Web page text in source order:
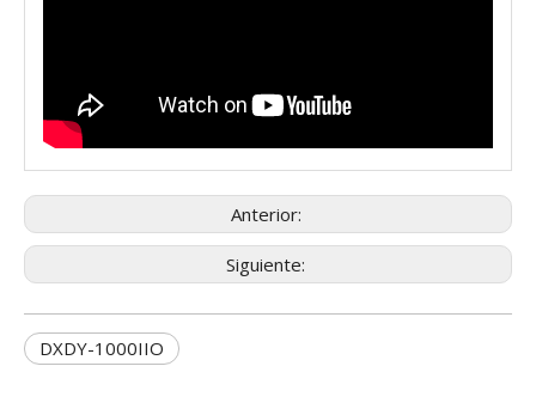
Anterior:
Siguiente:
DXDY-1000IIO